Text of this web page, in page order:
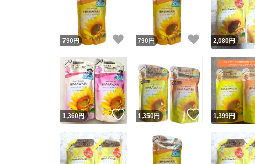
790 円 いいね！
790 円 いいね！
2,080円
1,360円 いいね！
1,350円 いいね！
1,399円